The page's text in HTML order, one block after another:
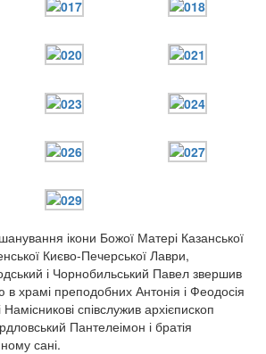
Название трансляции
Название трансляции
Название трансляции
Название трансляции
Название трансляции
ікони Божої Матері Казанської
Києво-Печерської Лаври,
і Чорнобильський Павел звершив
в храмі преподобних Антонія і Феодосія
співслужив архієпископ
Пантелеімон і братія
сані.